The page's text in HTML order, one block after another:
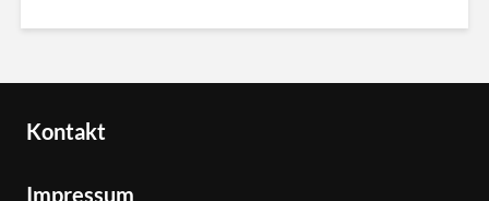
Kontakt
Impressum